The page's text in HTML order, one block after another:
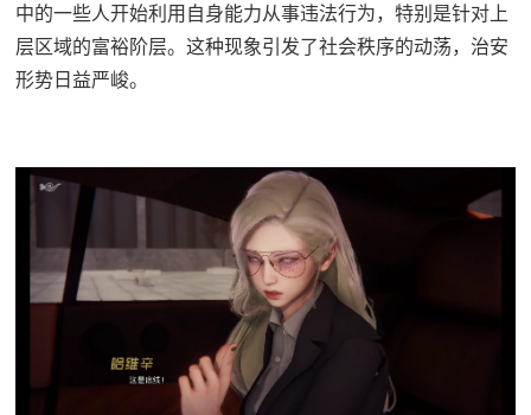
中的一些人开始利用自身能力从事违法行为，特别是针对上
层区域的富裕阶层。这种现象引发了社会秩序的动荡，治安
形势日益严峻。